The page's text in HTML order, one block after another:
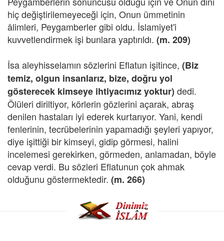
hiç değiştirilemeyeceği için, Onun ümmetinin
âlimleri, Peygamberler gibi oldu. İslamiyet'i
kuvvetlendirmek işi bunlara yaptırıldı. (m. 209)
İsa aleyhisselamın sözlerini Eflatun işitince, (Biz
temiz, olgun insanlarız, bize, doğru yol
gösterecek kimseye ihtiyacımız yoktur) dedi.
Ölüleri diriltiyor, körlerin gözlerini açarak, abraş
denilen hastaları iyi ederek kurtarıyor. Yani, kendi
fenlerinin, tecrübelerinin yapamadığı şeyleri yapıyor,
diye işittiği bir kimseyi, gidip görmesi, halini
incelemesi gerekirken, görmeden, anlamadan, böyle
cevap verdi. Bu sözleri Eflatunun çok ahmak
olduğunu göstermektedir. (m. 266)